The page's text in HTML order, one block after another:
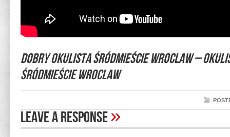
Dobry Okulista Śródmieście Wroclaw –
Śródmieście Wroclaw
Leave A Response»